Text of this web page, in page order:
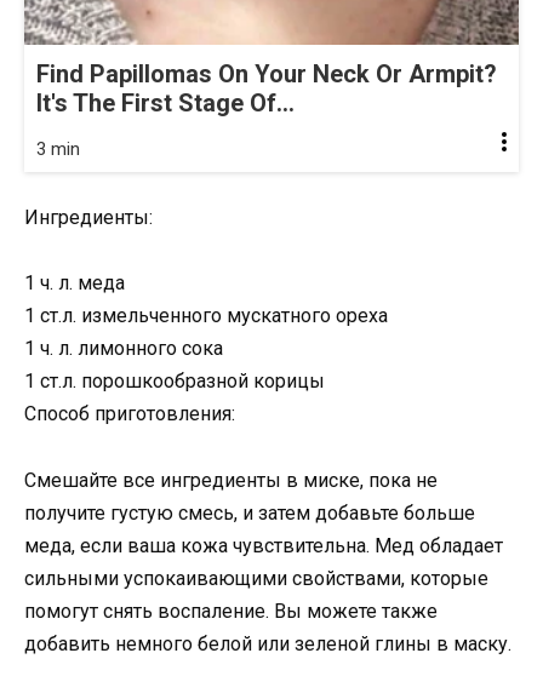
Find Papillomas On Your Neck Or Armpit?
It's The First Stage Of...
3 min
Ингредиенты:
1 ч. л. меда
1 ст.л. измельченного мускатного ореха
1 ч. л. лимонного сока
1 ст.л. порошкообразной корицы
Способ приготовления:
Смешайте все ингредиенты в миске, пока не
получите густую смесь, и затем добавьте больше
меда, если ваша кожа чувствительна. Мед обладает
сильными успокаивающими свойствами, которые
помогут снять воспаление. Вы можете также
добавить немного белой или зеленой глины в маску.